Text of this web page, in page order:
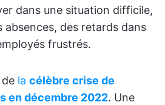
dans une situation difficile,
absences, des retards dans
frustrés.
la célèbre crise de
en décembre 2022. Une